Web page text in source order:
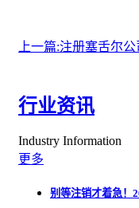
上一篇:注册塞舌尔
行业资讯
Industry Information
更多
别等注销才着急！